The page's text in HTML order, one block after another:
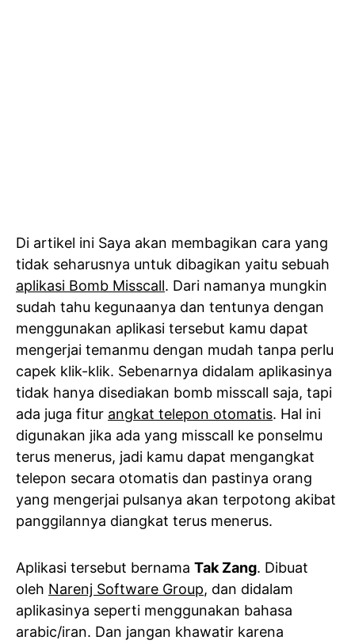
Di artikel ini Saya akan membagikan cara yang
tidak seharusnya untuk dibagikan yaitu sebuah
aplikasi Bomb Misscall. Dari namanya mungkin
sudah tahu kegunaanya dan tentunya dengan
menggunakan aplikasi tersebut kamu dapat
mengerjai temanmu dengan mudah tanpa perlu
capek klik-klik. Sebenarnya didalam aplikasinya
tidak hanya disediakan bomb misscall saja, tapi
ada juga fitur angkat telepon otomatis. Hal ini
digunakan jika ada yang misscall ke ponselmu
terus menerus, jadi kamu dapat mengangkat
telepon secara otomatis dan pastinya orang
yang mengerjai pulsanya akan terpotong akibat
panggilannya diangkat terus menerus.
Aplikasi tersebut bernama Tak Zang. Dibuat
oleh Narenj Software Group, dan didalam
aplikasinya seperti menggunakan bahasa
arabic/iran. Dan jangan khawatir karena